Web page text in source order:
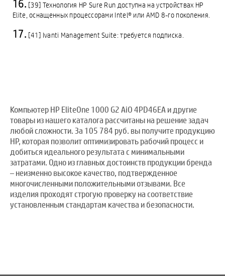
[39] Технология HP Sure Run доступна на устройствах HP
Elite, оснащенных процессорами Intel® или AMD 8-го поколения.
[41] Ivanti Management Suite: требуется подписка.
Компьютер HP EliteOne 1000 G2 AiO 4PD46EA и другие
товары из нашего каталога рассчитаны на решение задач
любой сложности. За 105 784 руб. вы получите продукцию
HP, которая позволит оптимизировать рабочий процесс и
добиться идеального результата с минимальными
затратами. Одно из главных достоинств продукции бренда
– неизменно высокое качество, подтвержденное
многочисленными положительными отзывами. Все
изделия проходят строгую проверку на соответствие
установленным стандартам качества и безопасности.